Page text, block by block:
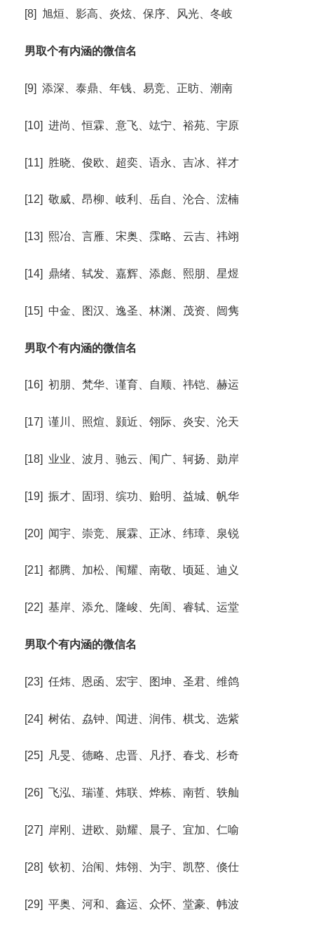
[8] 旭烜、影高、炎炫、保序、风光、冬岐
男取个有内涵的微信名
[9] 添深、泰鼎、年钱、易竞、正昉、潮南
[10] 进尚、恒霖、意飞、竑宁、裕苑、宇原
[11] 胜晓、俊欧、超奕、语永、吉冰、祥才
[12] 敬威、昂柳、岐利、岳自、沦合、浤楠
[13] 熙冶、言雁、宋奥、霂略、云吉、祎翊
[14] 鼎绪、轼发、嘉辉、添彪、熙朋、星煜
[15] 中金、图汉、逸圣、林渊、茂资、闿隽
男取个有内涵的微信名
[16] 初朋、梵华、谨育、自顺、祎铠、赫运
[17] 谨川、照煊、颢近、翎际、炎安、沦天
[18] 业业、波月、驰云、闱广、轲扬、勋岸
[19] 振才、固珝、缤功、贻明、益城、帆华
[20] 闻宇、崇竞、展霖、正冰、纬璋、泉锐
[21] 都腾、加松、闱耀、南敬、顷延、迪义
[22] 基岸、添允、隆峻、先訚、睿轼、运堂
男取个有内涵的微信名
[23] 任炜、恩函、宏宇、图坤、圣君、维鸽
[24] 树佑、劦钟、闻进、润伟、棋戈、选紫
[25] 凡旻、德略、忠晋、凡抒、春戈、杉奇
[26] 飞泓、瑞谨、炜联、烨栋、南哲、轶舢
[27] 岸刚、进欧、勋耀、晨子、宜加、仁喻
[28] 钦初、治闱、炜翎、为宇、凯嶅、倏仕
[29] 平奥、河和、鑫运、众怀、堂豪、帏波